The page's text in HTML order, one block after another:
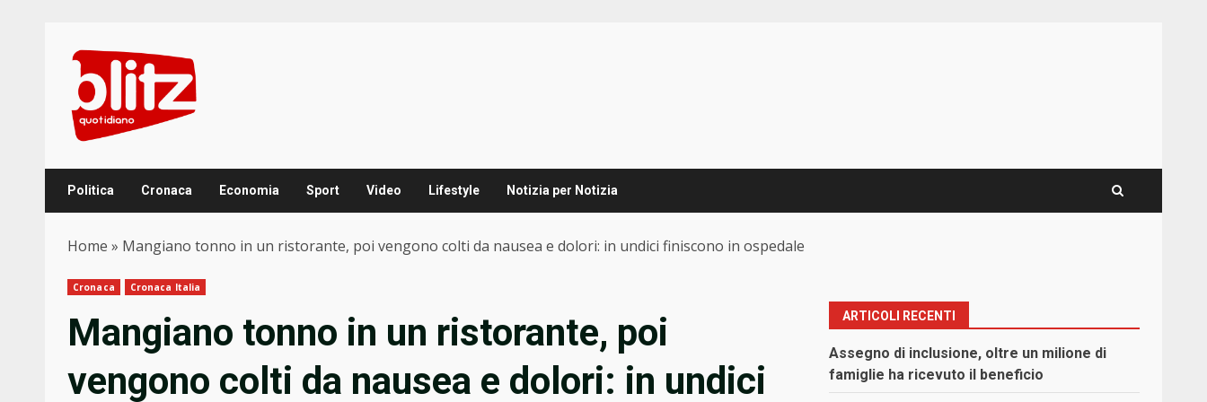
content
Politica Cronaca Economia Sport Video Lifestyle Notizia per Notizia
Home » Mangiano tonno in un ristorante, poi vengono colti da nausea e dolori: in undici finiscono in ospedale
Cronaca Cronaca Italia
Mangiano tonno in un ristorante, poi
vengono colti da nausea e dolori: in undici
ARTICOLI RECENTI
Assegno di inclusione, oltre un milione di
famiglie ha ricevuto il beneficio